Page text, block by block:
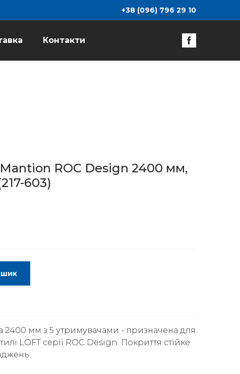
+38 (096) 796 29 10
Контакти
ROC Design 2400 мм,
603)
2400 мм з 5 утримувачами - призначена для
LOFT серії ROC Design. Покриття стійке